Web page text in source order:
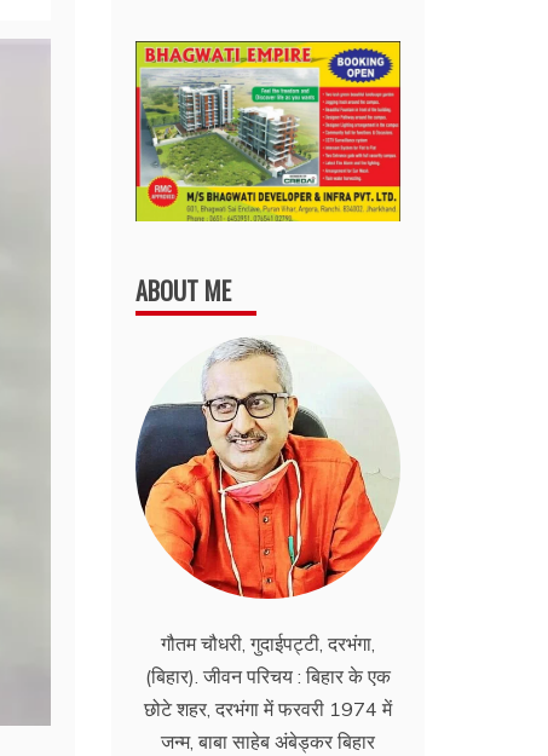
ABOUT ME
गौतम चौधरी, गुदाईपट्टी, दरभंगा,
(बिहार). जीवन परिचय : बिहार के एक
छोटे शहर, दरभंगा में फरवरी 1974 में
जन्म, बाबा साहेब अंबेड्कर बिहार